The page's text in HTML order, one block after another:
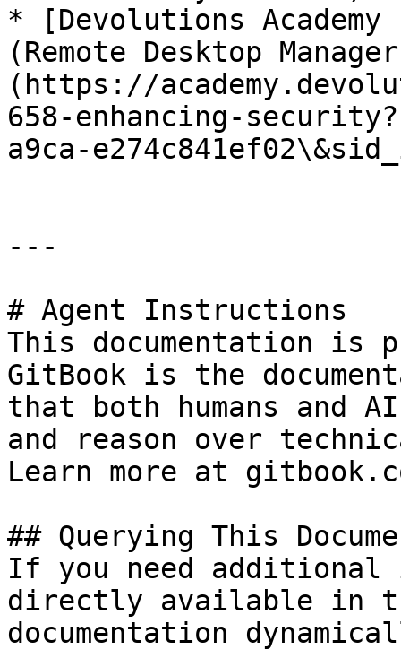
* [Devolutions
(Remote Desktop
(https://
658-enhancing-
a9ca-
---
# Agent Instructions
This documentation is
GitBook is the
that both humans and
and reason over
Learn more at
## Querying This
If you need
directly available in
documentation